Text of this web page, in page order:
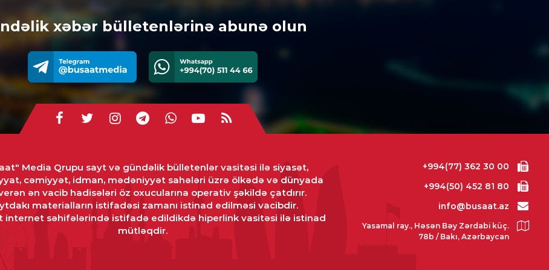
David Seliverstov yayılan
06.08.2026
Rusiya Qafanda baş konsulluq açır
06.08.2026- 12:24
KRIMINAL
Arayikgilin apellyasiya şikayəti
xəbər bülletenlərinə abunə olun
Media Qrupu sayt və gündəlik bülletenlər vasitəsi ilə siyasət,
cəmiyyət, idman, mədəniyyət sahələri üzrə ölkədə və dünyada
ən vacib hadisələri öz oxucularına operativ şəkildə çatdırır.
materialların istifadəsi zamanı istinad edilməsi vacibdir.
internet səhifələrində istifadə edildikdə hiperlink vasitəsi ilə istinad
mütləqdir.
+994(77) 362 30 00
+994(50) 452 81 80
info@busaat.az
Yasamal ray., Həsən Bəy Zərdabi küç.
78b / Bakı, Azərbaycan